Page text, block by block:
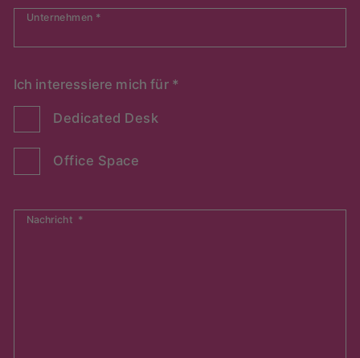
Unternehmen *
Ich interessiere mich für *
Dedicated Desk
Office Space
Nachricht *